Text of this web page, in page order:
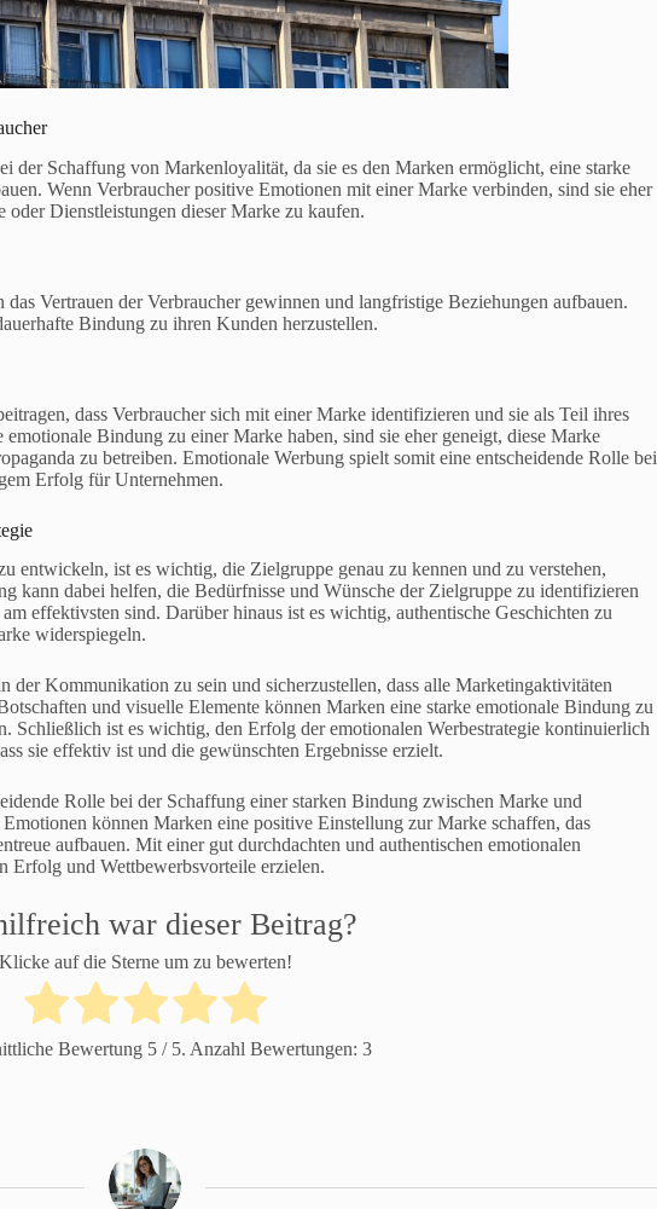
der Schaffung von Markenloyalität, da sie es den Marken ermöglicht, eine starke
Wenn Verbraucher positive Emotionen mit einer Marke verbinden, sind sie eher
Dienstleistungen dieser Marke zu kaufen.
Vertrauen der Verbraucher gewinnen und langfristige Beziehungen aufbauen.
Bindung zu ihren Kunden herzustellen.
dass Verbraucher sich mit einer Marke identifizieren und sie als Teil ihres
Bindung zu einer Marke haben, sind sie eher geneigt, diese Marke
zu betreiben. Emotionale Werbung spielt somit eine entscheidende Rolle bei
Erfolg für Unternehmen.
entwickeln, ist es wichtig, die Zielgruppe genau zu kennen und zu verstehen,
kann dabei helfen, die Bedürfnisse und Wünsche der Zielgruppe zu identifizieren
effektivsten sind. Darüber hinaus ist es wichtig, authentische Geschichten zu
widerspiegeln.
der Kommunikation zu sein und sicherzustellen, dass alle Marketingaktivitäten
und visuelle Elemente können Marken eine starke emotionale Bindung zu
Schließlich ist es wichtig, den Erfolg der emotionalen Werbestrategie kontinuierlich
sie effektiv ist und die gewünschten Ergebnisse erzielt.
Rolle bei der Schaffung einer starken Bindung zwischen Marke und
können Marken eine positive Einstellung zur Marke schaffen, das
aufbauen. Mit einer gut durchdachten und authentischen emotionalen
Erfolg und Wettbewerbsvorteile erzielen.
war dieser Beitrag?
Klicke auf die Sterne um zu bewerten!
Bewertung 5/ 5. Anzahl Bewertungen: 3